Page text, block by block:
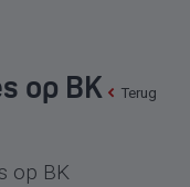
op BK
op BK
Terug